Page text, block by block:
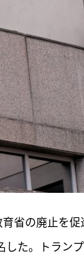
省の廃止を
た。トラン